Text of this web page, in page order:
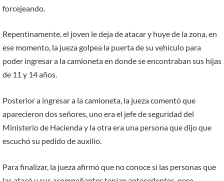
forcejeando.
Repentinamente, el joven le deja de atacar y huye de la zona, en
ese momento, la jueza golpea la puerta de su vehículo para
poder ingresar a la camioneta en donde se encontraban sus hijas
de 11 y 14 años.
Posterior a ingresar a la camioneta, la jueza comentó que
aparecieron dos señores, uno era el jefe de seguridad del
Ministerio de Hacienda y la otra era una persona que dijo que
escuchó su pedido de auxilio.
Para finalizar, la jueza afirmó que no conoce si las personas que